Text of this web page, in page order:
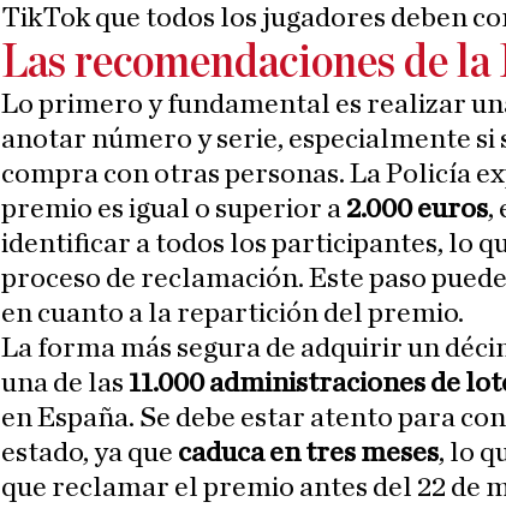
TikTok que todos los jugadores deben
Las recomendaciones de
Lo primero y fundamental es realizar
anotar número y serie, especialmente si
compra con otras personas. La Policía
premio es igual o superior a 2.000 euros,
identificar a todos los participantes, lo
proceso de reclamación. Este paso
en cuanto a la repartición del premio.
La forma más segura de adquirir un
una de las 11.000 administraciones de
en España. Se debe estar atento para
estado, ya que caduca en tres meses, lo
que reclamar el premio antes del 22 de